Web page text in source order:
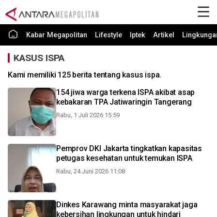
Kabar Megapolitan Lifestyle Iptek Artikel
KASUS ISPA
Kami memiliki 125 berita tentang kasus ispa.
154 jiwa warga terkena ISPA akibat asap
kebakaran TPA Jatiwaringin Tangerang
Rabu, 1 Juli 2026 15:59
Pemprov DKI Jakarta tingkatkan kapasitas
petugas kesehatan untuk temukan ISPA
Rabu, 24 Juni 2026 11:08
Dinkes Karawang minta masyarakat jaga
kebersihan lingkungan untuk hindari